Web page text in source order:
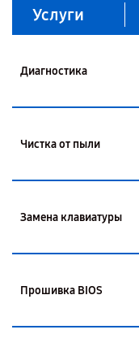
Услуги
Диагностика
Чистка от пыли
Замена клавиатуры
Прошивка BIOS